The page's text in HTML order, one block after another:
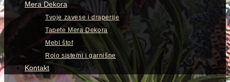
Mera Dekora
Tvoje zavese i draperije
Tapete Mera Dekora
Mebl štof
Rolo sistemi i garnišne
Kontakt